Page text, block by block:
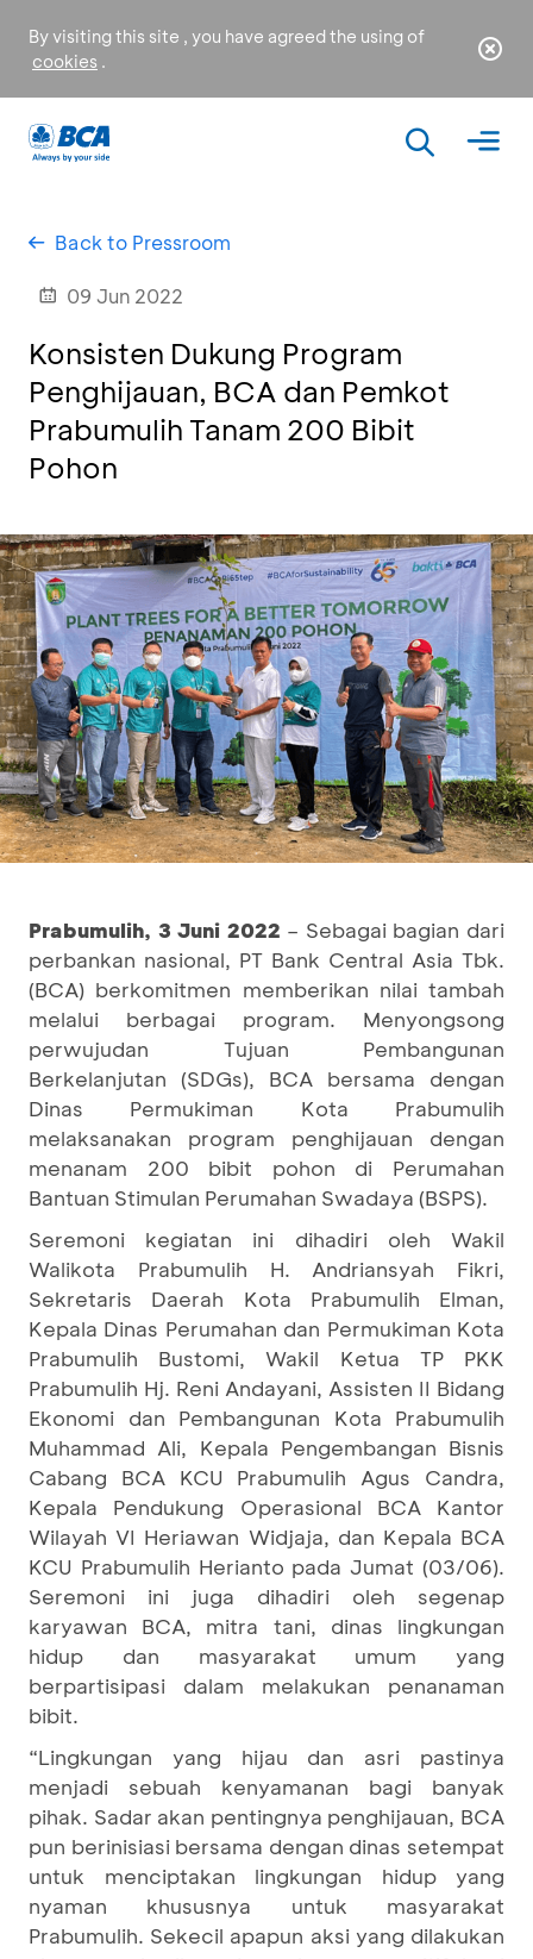
By visiting this site , you have agreed the using of
cookies .
Back to Pressroom
09 Jun 2022
Konsisten Dukung Program
Penghijauan, BCA dan Pemkot
Prabumulih Tanam 200 Bibit
Pohon
Prabumulih, 3 Juni 2022 – Sebagai bagian dari
perbankan nasional, PT Bank Central Asia Tbk.
(BCA) berkomitmen memberikan nilai tambah
melalui berbagai program. Menyongsong
perwujudan Tujuan Pembangunan
Berkelanjutan (SDGs), BCA bersama dengan
Dinas Permukiman Kota Prabumulih
melaksanakan program penghijauan dengan
menanam 200 bibit pohon di Perumahan
Bantuan Stimulan Perumahan Swadaya (BSPS).
Seremoni kegiatan ini dihadiri oleh Wakil
Walikota Prabumulih H. Andriansyah Fikri,
Sekretaris Daerah Kota Prabumulih Elman,
Kepala Dinas Perumahan dan Permukiman Kota
Prabumulih Bustomi, Wakil Ketua TP PKK
Prabumulih Hj. Reni Andayani, Assisten II Bidang
Ekonomi dan Pembangunan Kota Prabumulih
Muhammad Ali, Kepala Pengembangan Bisnis
Cabang BCA KCU Prabumulih Agus Candra,
Kepala Pendukung Operasional BCA Kantor
Wilayah VI Heriawan Widjaja, dan Kepala BCA
KCU Prabumulih Herianto pada Jumat (03/06).
Seremoni ini juga dihadiri oleh segenap
karyawan BCA, mitra tani, dinas lingkungan
hidup dan masyarakat umum yang
berpartisipasi dalam melakukan penanaman
bibit.
“Lingkungan yang hijau dan asri pastinya
menjadi sebuah kenyamanan bagi banyak
pihak. Sadar akan pentingnya penghijauan, BCA
pun berinisiasi bersama dengan dinas setempat
untuk menciptakan lingkungan hidup yang
nyaman khususnya untuk masyarakat
Prabumulih. Sekecil apapun aksi yang dilakukan